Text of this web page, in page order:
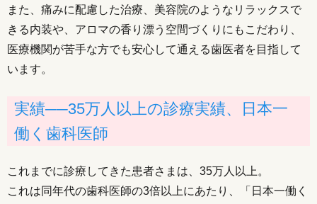
また、痛みに配慮した治療、美容院のようなリラックスで
きる内装や、アロマの香り漂う空間づくりにもこだわり、
医療機関が苦手な方でも安心して通える歯医者を目指して
います。
実績──35万人以上の診療実績、日本一
働く歯科医師
これまでに診療してきた患者さまは、35万人以上。
これは同年代の歯科医師の3倍以上にあたり、「日本一働く